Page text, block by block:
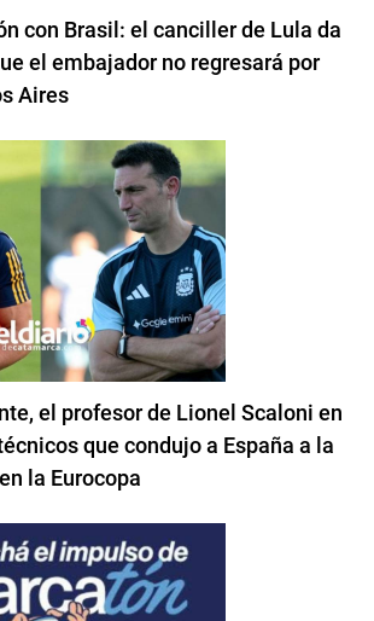
con Brasil: el canciller de Lula da
el embajador no regresará por
Aires
el profesor de Lionel Scaloni en
que condujo a España a la
la Eurocopa